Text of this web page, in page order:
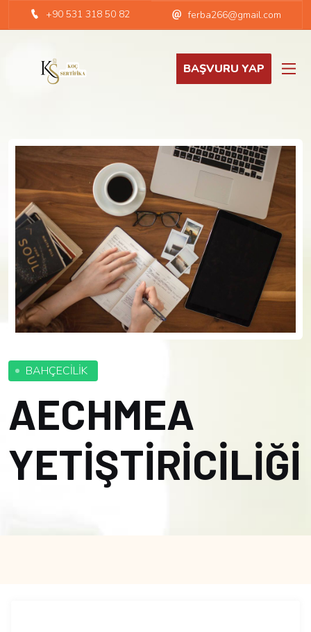
+90 531 318 50 82 ferba266@gmail.com
BAŞVURU YAP
BAHÇECİLİK
AECHMEA
YETİŞTİRİCİLİĞİ